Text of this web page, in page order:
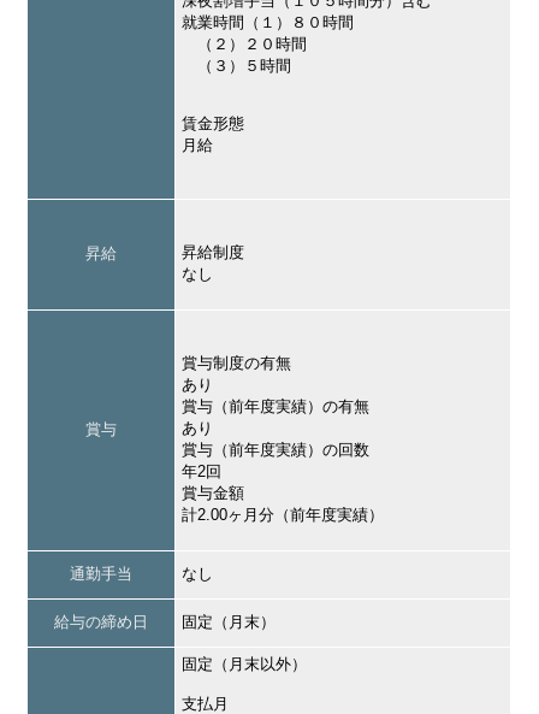
就業時間（１）８０時間
（２）２０時間
（３）５時間
賃金形態
月給
昇給
昇給制度
なし
賞与
賞与制度の有無
あり
賞与（前年度実績）の有無
あり
賞与（前年度実績）の回数
年2回
賞与金額
計2.00ヶ月分（前年度実績）
通勤手当 なし
給与の締め日 固定（月末）
固定（月末以外）
支払月